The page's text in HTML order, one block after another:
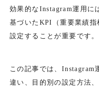
効果的なInstagram運用に
基づいたKPI（重要業績
設定することが重要です。
この記事では、
違い、目的別の設定方法